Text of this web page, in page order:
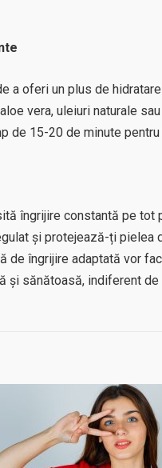
a oferi un plus de
vera, uleiuri naturale
de 15-20 de minute
îngrijire constantă pe tot
și protejează-ți pielea
de îngrijire adaptată vor
și sănătoasă, indiferent